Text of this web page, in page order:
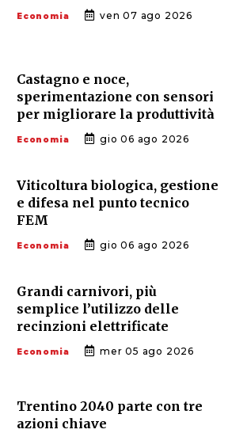
Economia ven 07 ago 2026
Castagno e noce,
sperimentazione con sensori
per migliorare la produttività
Economia gio 06 ago 2026
Viticoltura biologica, gestione
e difesa nel punto tecnico
FEM
Economia gio 06 ago 2026
Grandi carnivori, più
semplice l’utilizzo delle
recinzioni elettrificate
Economia mer 05 ago 2026
Trentino 2040 parte con tre
azioni chiave